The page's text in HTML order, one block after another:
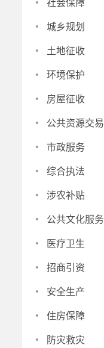
社会保障
· 城乡规划
· 土地征收
· 环境保护
· 房屋征收
· 公共资源交易
· 市政服务
· 综合执法
· 涉农补贴
· 公共文化服务
· 医疗卫生
· 招商引资
· 安全生产
· 住房保障
· 防灾救灾